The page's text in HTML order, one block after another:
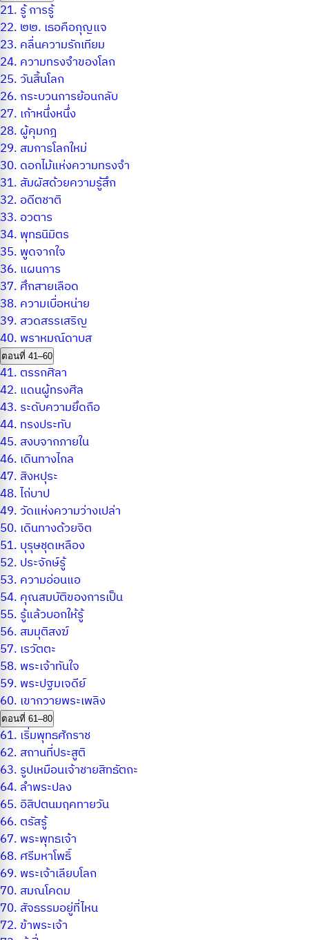
21. รู้ การรู้
22. ๒๒. เธอคือกุญแจ
23. คลื่นความรักเทียม
24. ความทรงจำของโลก
25.วันสิ้นโลก
26. กระบวนการย้อนกลับ
27. เก้าหนึ่งหนึ่ง
28. ผู้คุมกฎ
29. สมการโลกใหม่
30. ดอกไม้แห่งความทรงจำ
31. สัมผัสด้วยความรู้สึก
32. อดีตชาติ
33. อวตาร
34. พุทธนิมิตร
35. พูดจากใจ
36. แผนการ
37. ศึกสายเลือด
38. ความเบื่อหน่าย
39. สวดสรรเสริญ
40. พราหมณ์ดาบส
ตอนที่ 41–60
41. ตรรกศิลา
42. แดนผู้ทรงศีล
43. ระดับความยึดถือ
44. ทรงประทับ
45. สงบจากภายใน
46. เดินทางไกล
47. สิงหปุระ
48.ไถ่บาป
49.วัดแห่งความว่างเปล่า
50. เดินทางด้วยจิต
51. บุรุษชุดเหลือง
52. ประจักษ์รู้
53. ความอ่อนแอ
54. คุณสมบัติของการเป็น
55. รู้แล้วบอกให้รู้
56. สมมุติสงฆ์
57. เรวัตตะ
58. พระเจ้าทันใจ
59. พระปฐมเจดีย์
60. เขากวายพระเพลิง
ตอนที่ 61–80
61. เริ่มพุทธศักราช
62. สถานที่ประสูติ
63. รูปเหมือนเจ้าชายสิทธัตถะ
64. ลำพระปลง
65. อิสิปตนมฤคทายวัน
66. ตรัสรู้
67. พระพุทธเจ้า
68. ศรีมหาโพธิ์
69. พระเจ้าเลียบโลก
70. สมณโคดม
70. สัจธรรมอยู่ที่ไหน
72. ข้าพระเจ้า